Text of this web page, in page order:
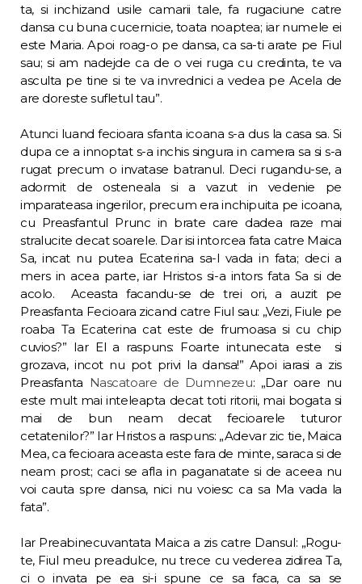
ta, si inchizand usile camarii tale, fa rugaciune catre
dansa cu buna cucernicie, toata noaptea; iar numele ei
este Maria. Apoi roag-o pe dansa, ca sa-ti arate pe Fiul
sau; si am nadejde ca de o vei ruga cu credinta, te va
asculta pe tine si te va invrednici a vedea pe Acela de
are doreste sufletul tau”.
Atunci luand fecioara sfanta icoana s-a dus la casa sa. Si
dupa ce a innoptat s-a inchis singura in camera sa si s-a
rugat precum o invatase batranul. Deci rugandu-se, a
adormit de osteneala si a vazut in vedenie pe
imparatea­sa ingerilor, precum era inchipuita pe icoa­na,
cu Preasfantul Prunc in brate care dadea raze mai
stralucite decat soarele. Dar isi intorcea fata catre Maica
Sa, incat nu putea Ecaterina sa-l vada in fata; deci a
mers in acea parte, iar Hristos si-a intors fata Sa si de
acolo. Aceasta facandu-se de trei ori, a auzit pe
Preasfanta Fecioara zicand catre Fiul sau: „Vezi, Fiule pe
roaba Ta Ecaterina cat este de frumoasa si cu chip
cuvios?” Iar El a raspuns: Foarte intunecata este si
grozava, incot nu pot privi la dansa!” Apoi iarasi a zis
Preasfan­ta Nascatoare de Dumnezeu: „Dar oare nu
este mult mai inteleapta decat toti ritorii, mai bogata si
mai de bun neam decat fecioarele tuturor
cetatenilor?” Iar Hristos a raspuns: „Adevar zic tie, Maica
Mea, ca fecioara aceasta este fara de minte, saraca si de
neam prost; caci se afla in paganatate si de aceea nu
voi cauta spre dansa, nici nu voiesc ca sa Ma vada la
fata”.
Iar Preabinecuvantata Maica a zis catre Dansul: „Rogu-
te, Fiul meu preadulce, nu tre­ce cu vederea zidirea Ta,
ci o invata pe ea si-i spune ce sa faca, ca sa se